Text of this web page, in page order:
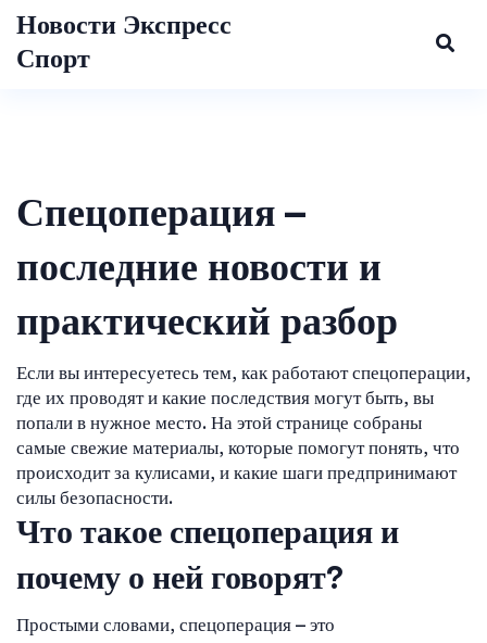
Новости Экспресс
Спорт
Спецоперация –
последние новости и
практический разбор
Если вы интересуетесь тем, как работают спецоперации,
где их проводят и какие последствия могут быть, вы
попали в нужное место. На этой странице собраны
самые свежие материалы, которые помогут понять, что
происходит за кулисами, и какие шаги предпринимают
силы безопасности.
Что такое спецоперация и
почему о ней говорят?
Простыми словами, спецоперация – это